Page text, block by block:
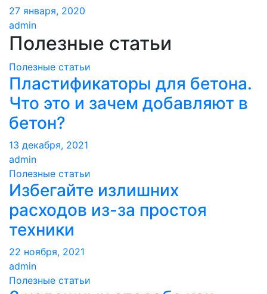
27 января, 2020
admin
Полезные статьи
Полезные статьи
Пластификаторы для бетона.
Что это и зачем добавляют в
бетон?
13 декабря, 2021
admin
Полезные статьи
Избегайте излишних
расходов из-за простоя
техники
22 ноября, 2021
admin
Полезные статьи